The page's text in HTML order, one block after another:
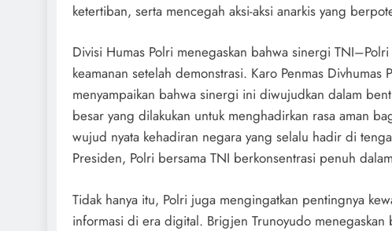
ketertiban, serta mencegah aksi-aksi anarkis yang
Divisi Humas Polri menegaskan bahwa sinergi
keamanan setelah demonstrasi. Karo Penmas
menyampaikan bahwa sinergi ini diwujudkan dalam
besar yang dilakukan untuk menghadirkan rasa aman
wujud nyata kehadiran negara yang selalu hadir di
Presiden, Polri bersama TNI berkonsentrasi penuh
Tidak hanya itu, Polri juga mengingatkan pentingnya
informasi di era digital. Brigjen Trunoyudo menegaskan